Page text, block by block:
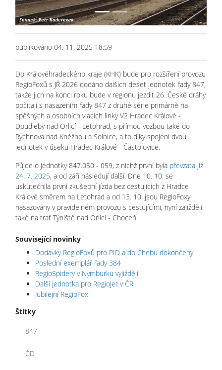
publikováno 04. 11. 2025 18:59
Do Královéhradeckého kraje (KHK) bude pro rozšíření provozu
RegioFoxů s JŘ 2026 dodáno dalších deset jednotek řady 847,
takže jich na konci roku bude v regionu jezdit 26. České dráhy
počítají s nasazením řady 847 z druhé série primárně na
spěšných a osobních vlacích linky V2 Hradec Králové -
Doudleby nad Orlicí - Letohrad, s přímou vozbou také do
Rychnova nad Kněžnou a Solnice, a to díky spojení dvou
jednotek v úseku Hradec Králové - Častolovice.
Půjde o jednotky 847.050 - 059, z nichž první byla převzata již
24. 7. 2025, a od září následují další. Dne 10. 10. se
uskutečnila první zkušební jízda bez cestujících z Hradce
Králové směrem na Letohrad a od 13. 10. jsou RegioFoxy
nasazovány v pravidelném provozu s cestujícími, nyní zajíždějí
také na trať Týniště nad Orlicí - Choceň.
Související novinky
Dodávky RegioFoxů pro PID a do Chebu dokončeny
Poslední exemplář řady 384
RegioSpidery v Nymburku vyjíždějí
Další jednotka pro RegioJet v ČR
Jubilejní RegioFox
Štítky
847
ČD